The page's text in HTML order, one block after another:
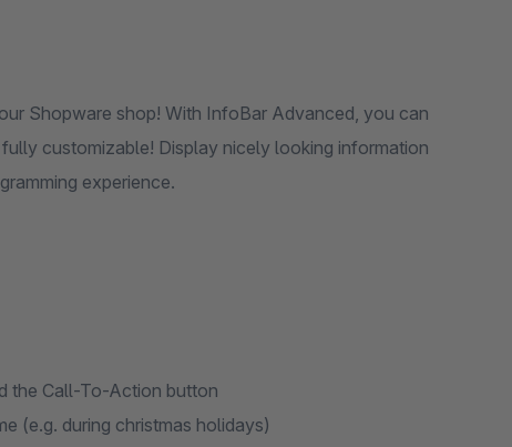
Shopware shop! With InfoBar Advanced, you can
customizable! Display nicely looking information
experience.
the Call-To-Action button
(e.g. during christmas holidays)